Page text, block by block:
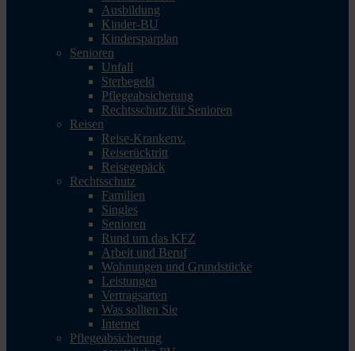
Ausbildung
Kinder-BU
Kindersparplan
Senioren
Unfall
Sterbegeld
Pflegeabsicherung
Rechtsschutz für Senioren
Reisen
Reise-Krankenv.
Reiserücktritt
Reisegepäck
Rechtsschutz
Familien
Singles
Senioren
Rund um das KFZ
Arbeit und Beruf
Wohnungen und Grundstücke
Leistungen
Vertragsarten
Was sollten Sie
Internet
Pflegeabsicherung